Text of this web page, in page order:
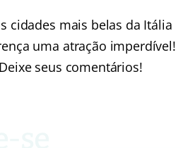
cidades mais belas da Itália
uma atração imperdível!
seus comentários!